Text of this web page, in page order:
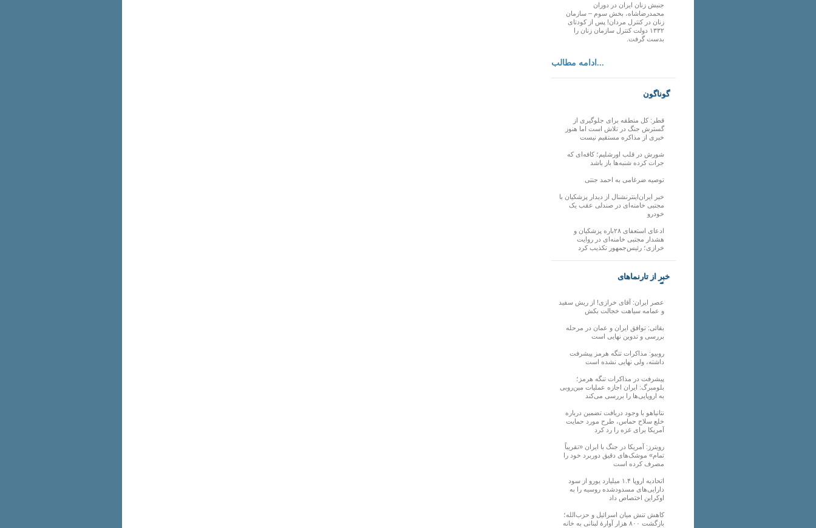
جنبش زنان ایران در دوران
محمدرضاشاه، بخش سوم – سازمان
زنان در کنترل مردان! پس از کودتای
۱۳۳۲ دولت کنترل سازمان زنان را
بدست گرفت.
ادامه مطالب...
گوناگون
قطر: کل منطقه برای جلوگیری از
گسترش جنگ در تلاش است اما هنوز
خبری از مذاکره مستقیم نیست
شورش در قلب اورشلیم؛ کافه‌ای که
جرات کرده شنبه‌ها باز باشد
توصیه ضرغامی به احمد جنتی
خبر ایران‌اینترنشنال از دیدار پزشکیان با
مجتبی خامنه‌ای در صندلی عقب یک
خودرو
ادعای استعفای ۲۸باره پزشکیان و
هشدار مجتبی خامنه‌ای در روایت
خرازی؛ رئیس‌جمهور تکذیب کرد
خبر از تارنماهای
دیگر
عصر ایران: آقای خرازی! از ریش سفید
و عمامه سیاهت خجالت بکش
بقائی: توافق ایران و عمان در مرحله
بررسی و تدوین نهایی است
روبیو: مذاکرات تنگه هرمز پیشرفت
داشته، ولی نهایی نشده است
پیشرفت در مذاکرات تنگه هرمز؛
بلومبرگ: ایران اجازه عملیات مین‌روبی
به اروپایی‌ها را بررسی می‌کند
نتانیاهو با وجود دریافت تضمین درباره
خلع سلاح حماس، طرح مورد حمایت
آمریکا برای غزه را رد کرد
رویترز: آمریکا در جنگ با ایران «تقریباً
تمام» موشک‌های دقیق دوربرد خود را
مصرف کرده است
اتحادیه اروپا ۱.۴ میلیارد یورو از سود
دارایی‌های مسدودشده روسیه را به
اوکراین ‏اختصاص داد
کاهش تنش میان اسرائیل و حزب‌الله؛
بازگشت ۸۰۰ هزار آوارۀ لبنانی به خانه‌